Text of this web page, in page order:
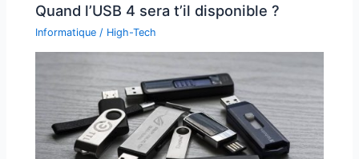
Quand l’USB 4 sera t’il disponible ?
Informatique / High-Tech